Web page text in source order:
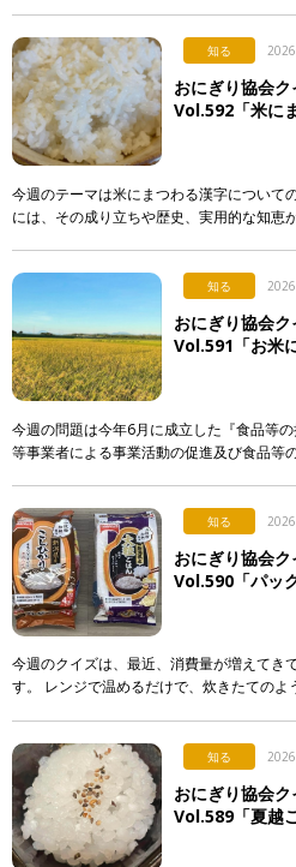
知る
おにぎり協会ク
Vol.592「米に
今週のテーマは米にまつわる漢字につい
には、その成り立ちや歴史、実用的な知恵
知る
おにぎり協会ク
Vol.591「お米
今週の問題は今年6月に成立した『食品等
等事業者による事業活動の促進及び食品等
知る
おにぎり協会ク
Vol.590「パッ
今週のクイズは、最近、消費量が増えてき
す。 レンジで温めるだけで、炊きたての
知る
おにぎり協会ク
Vol.589「夏越